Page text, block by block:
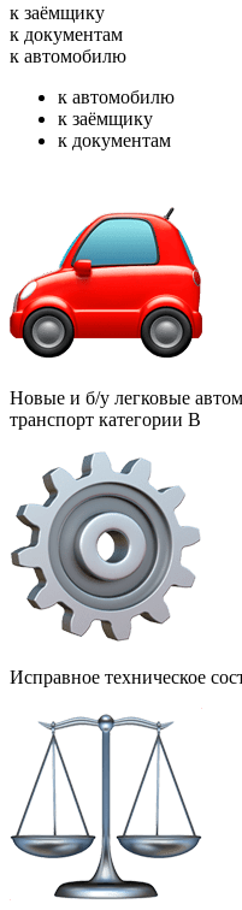
к заёмщику
к документам
к автомобилю
к автомобилю
к заёмщику
к документам
Новые и б/у легковые
транспорт категории В
Исправное техническое